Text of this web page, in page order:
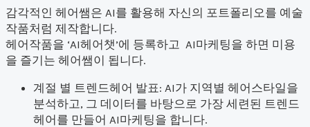
감각적인 헤어쌤은 AI를 활용해 자신의 포트폴리오를 예술
작품처럼 제작합니다.
헤어작품을 ‘AI헤어챗’에 등록하고 AI마케팅을 하면 미용
을 즐기는 헤어쌤이 됩니다.
계절 별 트렌드헤어 발표: AI가 지역별 헤어스타일을
분석하고, 그 데이터를 바탕으로 가장 세련된 트렌드
헤어를 만들어 AI마케팅을 합니다.